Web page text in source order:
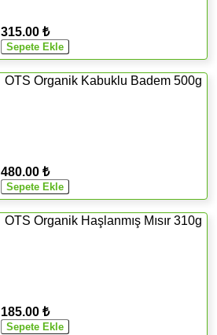
315.00 ₺
OTS Organik Kabuklu Badem 500g
480.00 ₺
OTS Organik Haşlanmış Mısır 310g
185.00 ₺